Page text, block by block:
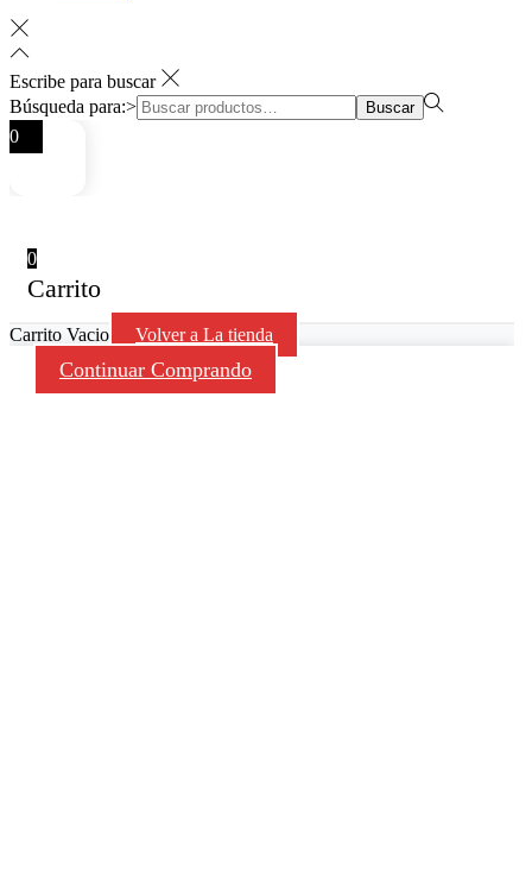
Escribe para buscar
Búsqueda para:>
Buscar
0
0
Carrito
Carrito Vacio Volver a La tienda
Continuar Comprando